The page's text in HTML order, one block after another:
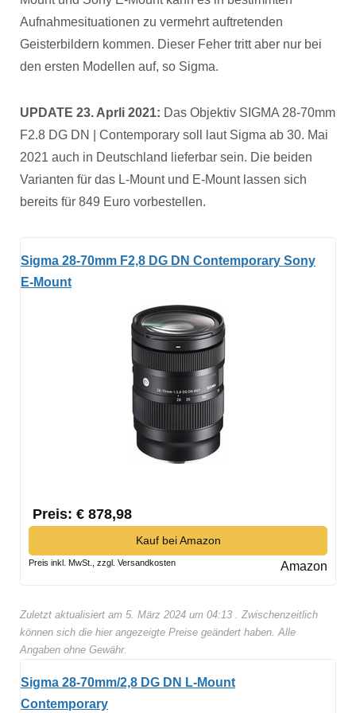
Aufnahmesituationen zu vermehrt auftretenden
Geisterbildern kommen. Dieser Feher tritt aber nur bei
den ersten Modellen auf, so Sigma.
UPDATE 23. Aprli 2021: Das Objektiv SIGMA 28-70mm
F2.8 DG DN | Contemporary soll laut Sigma ab 30. Mai
2021 auch in Deutschland lieferbar sein. Die beiden
Varianten für das L-Mount und E-Mount lassen sich
bereits für 849 Euro vorbestellen.
Sigma 28-70mm F2,8 DG DN Contemporary Sony
E-Mount
Preis: € 878,98
Kauf bei Amazon
Preis inkl. MwSt., zzgl. Versandkosten Amazon
Zuletzt aktualisiert am 5. März 2024 um 04:13 . Zwischenzeitlich
können sich die hier angezeigte Preise geändert haben. Alle
Angaben ohne Gewähr.
Sigma 28-70mm/2,8 DG DN L-Mount
Contemporary